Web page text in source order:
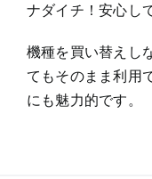
ナダイチ！安心し
機種を買い替えし
てもそのまま利用
にも魅力的です。